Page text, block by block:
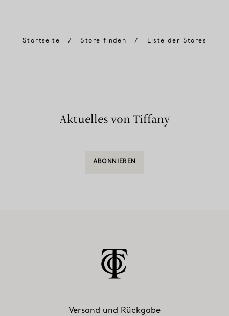
Startseite / Store finden / Liste der Stores
Aktuelles von Tiffany
ABONNIEREN
Versand und Rückgabe